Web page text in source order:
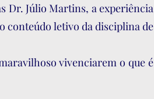
Dr. Júlio Martins, a experiência
conteúdo letivo da disciplina de
vivenciarem o que é